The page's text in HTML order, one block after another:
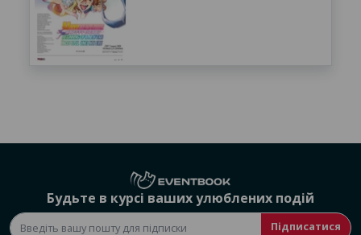
Будьте в курсі ваших улюблених подій
Підписатися